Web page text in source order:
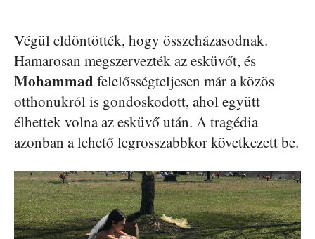
Végül eldöntötték, hogy összeházasodnak.
Hamarosan megszervezték az esküvőt, és
Mohammad felelősségteljesen már a közös
otthonukról is gondoskodott, ahol együtt
élhettek volna az esküvő után. A tragédia
azonban a lehető legrosszabbkor következett be.